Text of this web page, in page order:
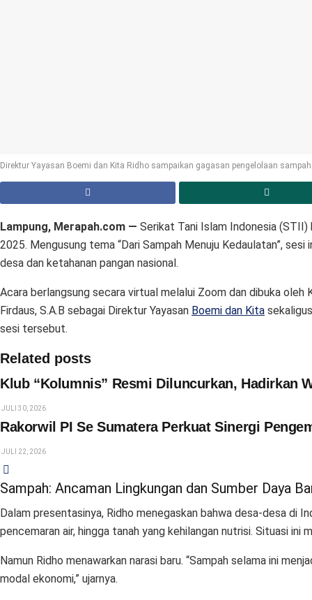
Direktur Yayasan Boemi dan Kita Ridho sampaikan gagasan pengelolaan
Lampung, Merapah.com — Serikat Tani Islam Indonesia
2025. Mengusung tema “Dari Sampah Menuju Kedaulatan”,
desa dan ketahanan pangan nasional.
Acara berlangsung secara virtual melalui Zoom dan dibuka
Firdaus, S.A.B sebagai Direktur Yayasan Boemi dan Kita
sesi tersebut.
Related posts
Klub “Kolumnis” Resmi Diluncurkan, Hadirkan
JULI 30, 2026
Rakorwil PI Se Sumatera Perkuat Sinergi
JULI 22, 2026
Sampah: Ancaman Lingkungan dan Sumber Daya
Dalam presentasinya, Ridho menegaskan bahwa desa-desa di
pencemaran air, hingga tanah yang kehilangan nutrisi. Situasi
Namun Ridho menawarkan narasi baru. “Sampah selama ini
modal ekonomi,” ujarnya.